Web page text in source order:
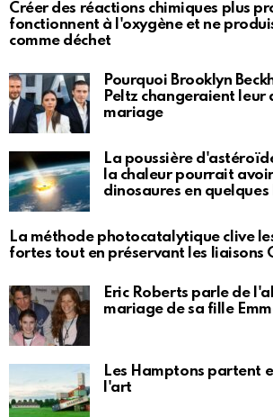
Créer des réactions chimiques plus
fonctionnent à l'oxygène et ne
comme déchet
Pourquoi Brooklyn
Peltz changeraient leur
mariage
La poussière
la chaleur pourrait
dinosaures en quelques
La méthode photocatalytique clive
fortes tout en préservant les liaisons
Eric Roberts parle de
mariage de sa fille
Les Hamptons partent
l'art